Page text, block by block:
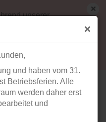
und haben vom 31.
Betriebsferien. Alle
werden daher erst
und
unserer
Uhr bis 16.
Alle Hersteller